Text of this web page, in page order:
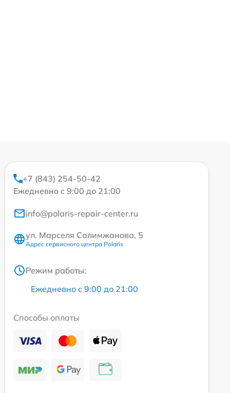
+7 (843) 254-50-42
Ежедневно с 9:00 до 21:00
info@polaris-repair-center.ru
ул. Марселя Салимжанова, 5
Адрес сервисного центра Polaris
Режим работы:
Ежедневно с 9:00 до 21:00
Способы оплаты